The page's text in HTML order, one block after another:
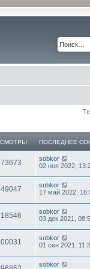
ПОСЛЕДНЕЕ
sobkor
02 ноя 2022,
sobkor
17 май 2022,
sobkor
03 дек 2021,
sobkor
01 сен 2021,
sobkor